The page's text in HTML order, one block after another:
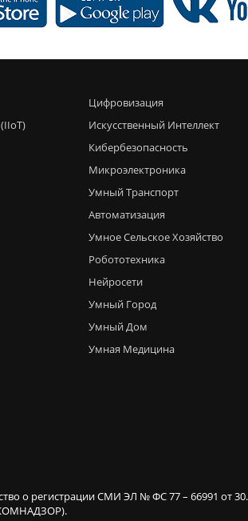
Цифровизация
Искусственный Интеллект
Кибербезопасность
Микроэлектроника
Умный Транспорт
Автоматизация
Умное Сельское Хозяйство
Робототехника
Нейросети
Умный Город
Умный Дом
Умная Медицина
о регистрации СМИ ЭЛ № ФС 77 – 66991 от